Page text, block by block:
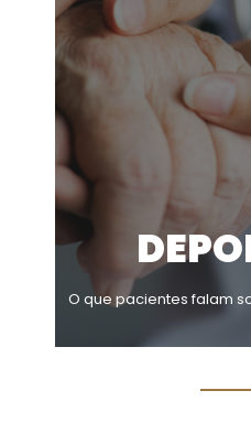
O que pacientes falam